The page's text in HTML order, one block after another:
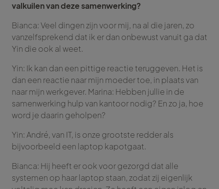
valkuilen van deze samenwerking?
Bianca: Veel dingen zijn voor mij, na al die jaren, zo
vanzelfsprekend dat ik er dan onbewust vanuit ga dat
Yin die ook al weet.
Yin: Ik kan dan een pittige reactie teruggeven. Het is
dan een reactie naar mijn moeder toe, in plaats van
naar mijn werkgever. Marina: Hebben jullie in de
samenwerking hulp van kantoor nodig? En zo ja, hoe
word je daarin geholpen?
Yin: André, van IT, is onze grootste redder als
bijvoorbeeld een laptop kapotgaat.
Bianca: Hij heeft er ook voor gezorgd dat alle
systemen op haar laptop staan, zodat zij eigenlijk